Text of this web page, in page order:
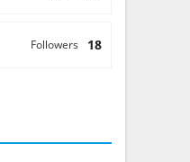
18
Followers